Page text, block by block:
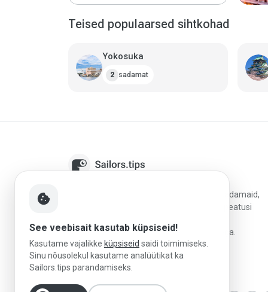
Teised populaarsed sihtkohad
Yokosuka
2 sadamat
Sailors.tips aitab kipparitel avastada jahtsadamaid,
võrrelda sihtkohti ja planeerida paremaid peatusi
purjetamisteadmiste ja praktilise reisiinfoga.
cookie
See veebisait kasutab küpsiseid!
Kasutame vajalikke küpsiseid saidi toimimiseks.
Sinu nõusolekul kasutame analüütikat ka
Sailors.tips parandamiseks.